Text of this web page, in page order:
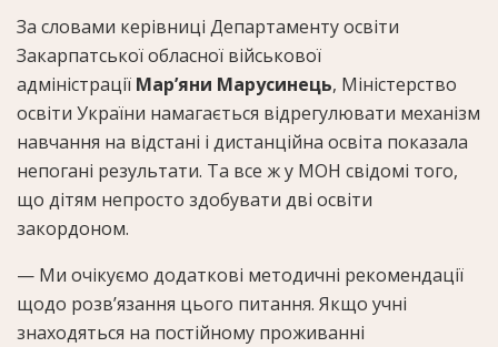
За словами керівниці Департаменту освіти
Закарпатської обласної військової
адміністрації Мар’яни Марусинець, Міністерство
освіти України намагається відрегулювати механізм
навчання на відстані і дистанційна освіта показала
непогані результати. Та все ж у МОН свідомі того,
що дітям непросто здобувати дві освіти
закордоном.
— Ми очікуємо додаткові методичні рекомендації
щодо розв’язання цього питання. Якщо учні
знаходяться на постійному проживанні